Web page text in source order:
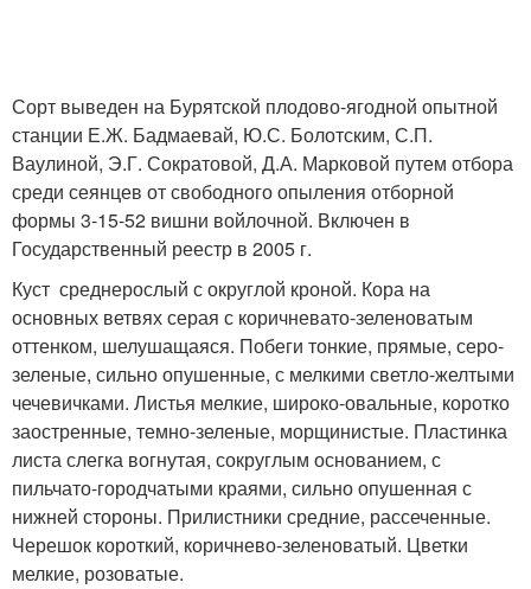
Сорт выведен на Бурятской плодово-ягодной опытной
станции Е.Ж. Бадмаевай, Ю.С. Болотским, С.П.
Ваулиной, Э.Г. Сократовой, Д.А. Марковой путем отбора
среди сеянцев от свободного опыления отборной
формы 3-15-52 вишни войлочной. Включен в
Государственный реестр в 2005 г.
Куст среднерослый с округлой кроной. Кора на
основных ветвях серая с коричневато-зеленоватым
оттенком, шелушащаяся. Побеги тонкие, прямые, серо-
зеленые, сильно опушенные, с мелкими светло-желтыми
чечевичками. Листья мелкие, широко-овальные, коротко
заостренные, темно-зеленые, морщинистые. Пластинка
листа слегка вогнутая, сокруглым основанием, с
пильчато-городчатыми краями, сильно опушенная с
нижней стороны. Прилистники средние, рассеченные.
Черешок короткий, коричнево-зеленоватый. Цветки
мелкие, розоватые.